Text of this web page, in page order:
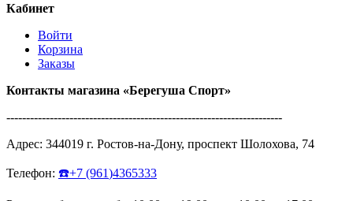
Кабинет
Войти
Корзина
Заказы
Контакты магазина «Берегуша Спорт»
----------------------------------------------------------------------
Адрес: 344019 г. Ростов-на-Дону, проспект Шолохова, 74
Телефон: ☎️+7 (961)4365333